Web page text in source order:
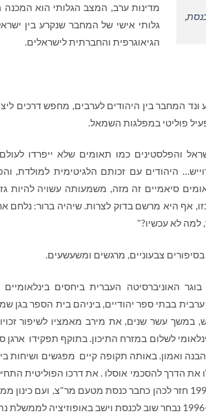
מדינות ערב, המצב הגלותי הוא המכנה
גלותי אישי של המחבר שנקרע בין
הגיאוגרפית והחברתית לישראלים.
ונד המחבר בין היהודים לערבים, מחפש דרכים
פוליטי במפלגות השמאל.
והפלסטינים כמו תאומים שלא ייפרדו לעולם
היהודים עם זכותם הלגיטימית למולדת,
סיאמיים זה מזה, משמעותה עשויה להיות
אף היא מרשם בדוק לצרות. שיהיה ברור: נלחם
למה לא עכשיו?"
צבעוניים, מרגשים ומשעשעים.
לשלום במזרח התיכון. בתוקף תפקידו
ואמון. באותה תקופה קיים מפגשים ושיחות
נכנס לכנסת מטעמה. ב-1992 חזר לכהן כחבר כנסת מטעם